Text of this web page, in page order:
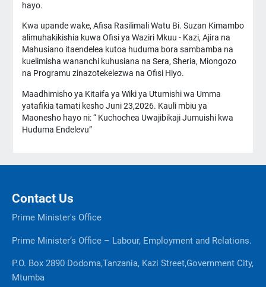
hayo.
Kwa upande wake, Afisa Rasilimali Watu Bi. Suzan Kimambo
alimuhakikishia kuwa Ofisi ya Waziri Mkuu - Kazi, Ajira na
Mahusiano itaendelea kutoa huduma bora sambamba na
kuelimisha wananchi kuhusiana na Sera, Sheria, Miongozo
na Programu zinazotekelezwa na Ofisi Hiyo.
Maadhimisho ya Kitaifa ya Wiki ya Utumishi wa Umma
yatafikia tamati kesho Juni 23,2026. Kauli mbiu ya
Maonesho hayo ni: “ Kuchochea Uwajibikaji Jumuishi kwa
Huduma Endelevu”
Contact Us
Prime Minister's Office
Prime Minister’s Office – Labour, Employment and Relations.
P.O. Box 2890 Dodoma,Tanzania, Kazi Street,Government City,
Mtumba